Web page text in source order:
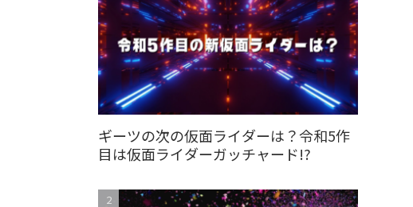
ギーツの次の仮面ライダーは？令和5作
目は仮面ライダーガッチャード!?